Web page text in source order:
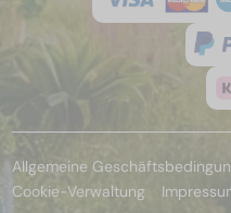
Allgemeine
Cookie-Verwaltung